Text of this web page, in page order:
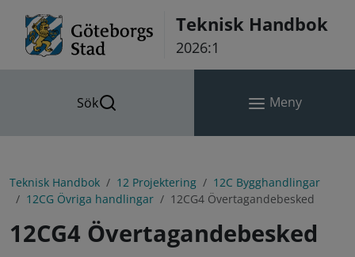
Teknisk Handbok
2026:1
Sök Meny
Teknisk Handbok 12 Projektering
12C Bygghandlingar
12CG Övriga handlingar
12CG4 Övertagandebesked
12CG4 Övertagandebesked